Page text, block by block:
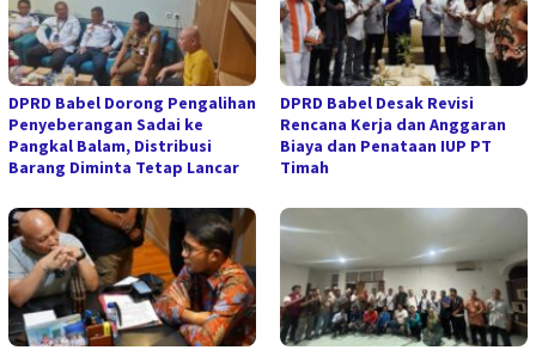
DPRD Babel Dorong Pengalihan
Penyeberangan Sadai ke
Pangkal Balam, Distribusi
Barang Diminta Tetap Lancar
DPRD Babel Desak Revisi
Rencana Kerja dan Anggaran
Biaya dan Penataan IUP PT
Timah